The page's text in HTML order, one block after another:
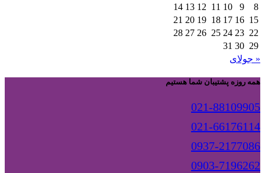
8
9
10
11
12
13
14
15
16
17
18
19
20
21
22
23
24
25
26
27
28
29
30
31
« جولای
همه روزه پشتیبان شما هستیم
021-88109905
021-66176114
0937-2177086
0903-7196262